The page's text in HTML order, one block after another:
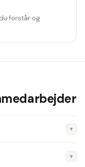
forstår og
▼
Erfaring vejer
▼